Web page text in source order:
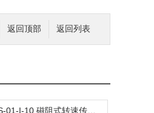
返回列表
返回顶部